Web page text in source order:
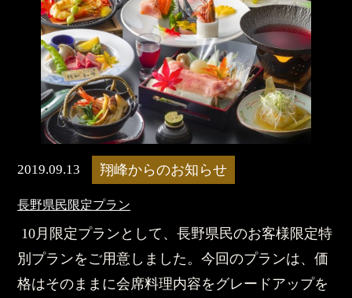
2019.09.13 翔峰からのお知らせ
​​長野県民限定プラン
10月限定プランとして、長野県民のお客様限定特
別プランをご用意しました。今回のプランは、価
格はそのままに会席料理内容をグレードアップを